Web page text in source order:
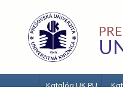
Katalóg UK PU